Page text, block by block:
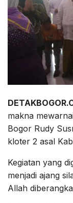
makna
Bogor Rudy
kloter 2 asal
Kegiatan yang
menjadi ajang
Allah